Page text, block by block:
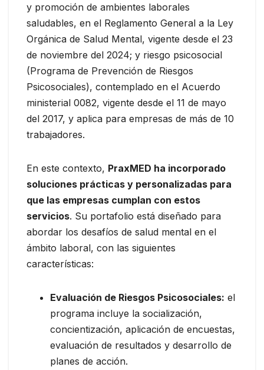
y promoción de ambientes laborales
saludables, en el Reglamento General a la Ley
Orgánica de Salud Mental, vigente desde el 23
de noviembre del 2024; y riesgo psicosocial
(Programa de Prevención de Riesgos
Psicosociales), contemplado en el Acuerdo
ministerial 0082, vigente desde el 11 de mayo
del 2017, y aplica para empresas de más de 10
trabajadores.
En este contexto, PraxMED ha incorporado
soluciones prácticas y personalizadas para
que las empresas cumplan con estos
servicios. Su portafolio está diseñado para
abordar los desafíos de salud mental en el
ámbito laboral, con las siguientes
características:
Evaluación de Riesgos Psicosociales: el
programa incluye la socialización,
concientización, aplicación de encuestas,
evaluación de resultados y desarrollo de
planes de acción.